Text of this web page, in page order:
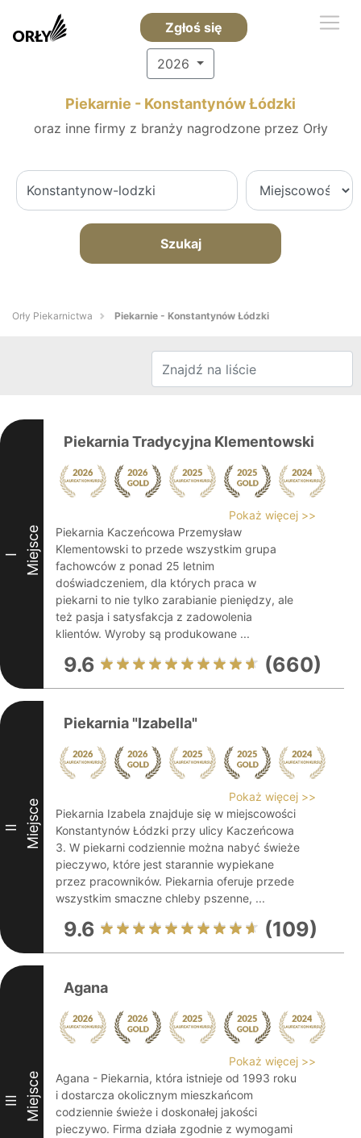
Zgłoś się
2026
Piekarnie - Konstantynów Łódzki
oraz inne firmy z branży nagrodzone przez Orły
Szukaj
Orły Piekarnictwa Piekarnie - Konstantynów Łódzki
I Miejsce
Piekarnia Tradycyjna Klementowski
Pokaż więcej >>
Piekarnia Kaczeńcowa Przemysław
Klementowski to przede wszystkim grupa
fachowców z ponad 25 letnim
doświadczeniem, dla których praca w
piekarni to nie tylko zarabianie pieniędzy, ale
też pasja i satysfakcja z zadowolenia
klientów. Wyroby są produkowane ...
9.6 (660)
II Miejsce
Piekarnia "Izabella"
Pokaż więcej >>
Piekarnia Izabela znajduje się w miejscowości
Konstantynów Łódzki przy ulicy Kaczeńcowa
3. W piekarni codziennie można nabyć świeże
pieczywo, które jest starannie wypiekane
przez pracowników. Piekarnia oferuje przede
wszystkim smaczne chleby pszenne, ...
9.6 (109)
III Miejsce
Agana
Pokaż więcej >>
Agana - Piekarnia, która istnieje od 1993 roku
i dostarcza okolicznym mieszkańcom
codziennie świeże i doskonałej jakości
pieczywo. Firma działa zgodnie z wymogami